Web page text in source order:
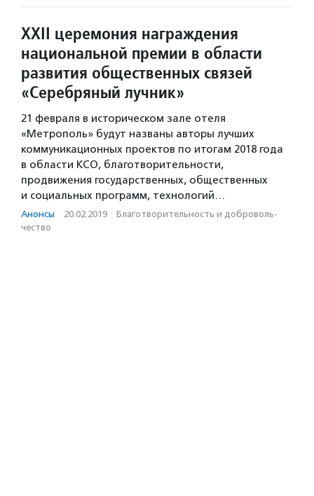
XXII церемония награждения
национальной премии в области
развития общественных связей
«Серебряный лучник»
21 февраля в историческом зале отеля
«Метрополь» будут названы авторы лучших
коммуникационных проектов по итогам 2018 года
в области КСО, благотворительности,
продвижения государственных, общественных
и социальных программ, технологий…
Анонсы · 20.02.2019 · Благотвори­тель­ность и доброволь­
чест­во